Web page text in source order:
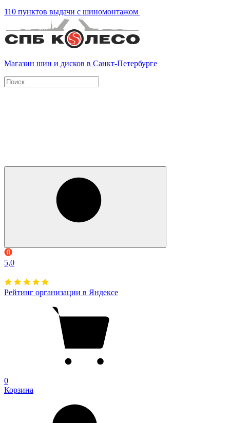
110 пунктов выдачи с шиномонтажом
Магазин шин и дисков в Санкт-Петербурге
5,0
Рейтинг организации в Яндексе
0
Корзина